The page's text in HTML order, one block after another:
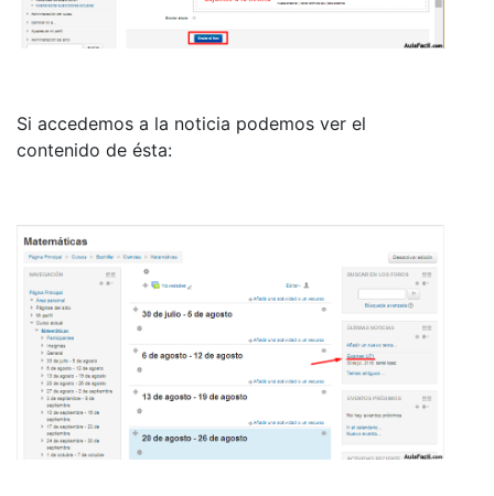
Si accedemos a la noticia podemos ver el
contenido de ésta: